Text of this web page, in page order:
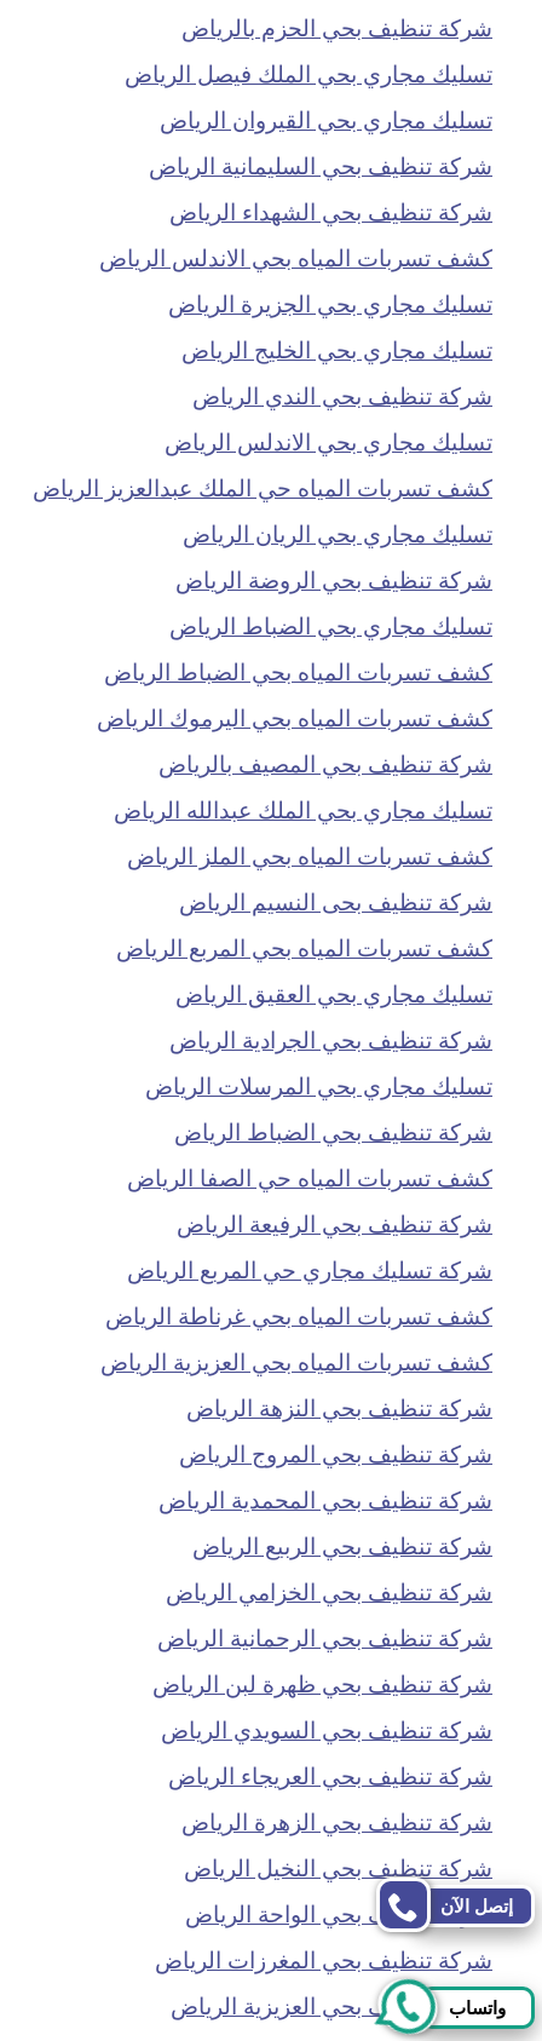
شركة تنظيف بحي الحزم بالرياض
تسليك مجاري بحي الملك فيصل الرياض
تسليك مجاري بحي القيروان الرياض
شركة تنظيف بحي السليمانية الرياض
شركة تنظيف بحي الشهداء الرياض
كشف تسربات المياه بحي الاندلس الرياض
تسليك مجاري بحي الجزيرة الرياض
تسليك مجاري بحي الخليج الرياض
شركة تنظيف بحي الندي الرياض
تسليك مجاري بحي الاندلس الرياض
كشف تسربات المياه حي الملك عبدالعزيز الرياض
تسليك مجاري بحي الريان الرياض
شركة تنظيف بحي الروضة الرياض
تسليك مجاري بحي الضباط الرياض
كشف تسربات المياه بحي الضباط الرياض
كشف تسربات المياه بحي اليرموك الرياض
شركة تنظيف بحي المصيف بالرياض
تسليك مجاري بحي الملك عبدالله الرياض
كشف تسربات المياه بحي الملز الرياض
شركة تنظيف بحى النسيم الرياض
كشف تسربات المياه بحي المربع الرياض
تسليك مجاري بحي العقيق الرياض
شركة تنظيف بحي الجرادية الرياض
تسليك مجاري بحي المرسلات الرياض
شركة تنظيف بحي الضباط الرياض
كشف تسربات المياه حي الصفا الرياض
شركة تنظيف بحي الرفيعة الرياض
شركة تسليك مجاري حي المربع الرياض
كشف تسربات المياه بحي غرناطة الرياض
كشف تسربات المياه بحي العزيزية الرياض
شركة تنظيف بحي النزهة الرياض
شركة تنظيف بحي المروج الرياض
شركة تنظيف بحي المحمدية الرياض
شركة تنظيف بحي الربيع الرياض
شركة تنظيف بحي الخزامي الرياض
شركة تنظيف بحي الرحمانية الرياض
شركة تنظيف بحي ظهرة لبن الرياض
شركة تنظيف بحي السويدي الرياض
شركة تنظيف بحي العريجاء الرياض
شركة تنظيف بحي الزهرة الرياض
شركة تنظيف بحي النخيل الرياض
شركة تنظيف بحي الواحة الرياض
شركة تنظيف بحي المغرزات الرياض
شركة تنظيف بحي العزيزية الرياض
إتصل الآن
واتساب